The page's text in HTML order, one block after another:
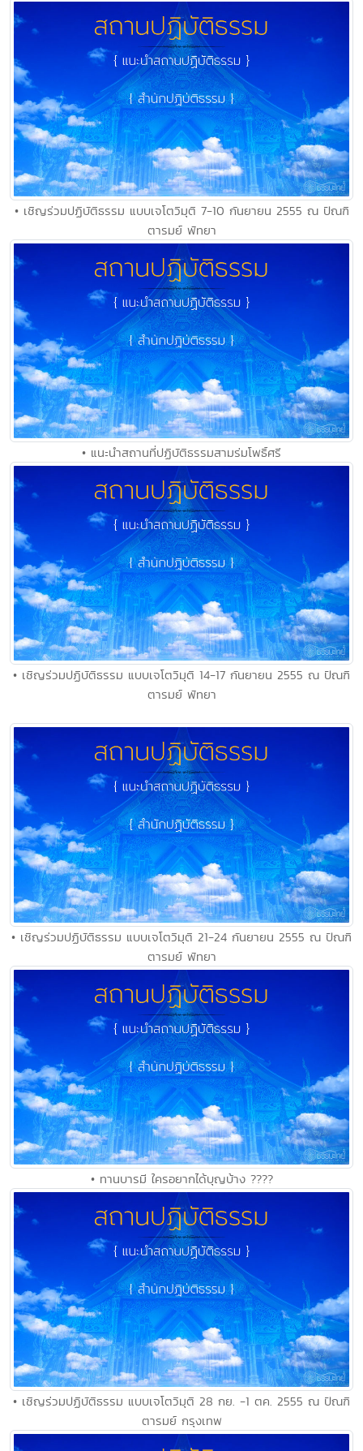
• เชิญร่วมปฏิบัติธรรม แบบเจโตวิมุติ 7-10 กันยายน 2555 ณ ปัณฑิ
ตารมย์ พัทยา
• แนะนำสถานที่ปฏิบัติธรรมสามร่มโพธิ์ศรี
• เชิญร่วมปฏิบัติธรรม แบบเจโตวิมุติ 14-17 กันยายน 2555 ณ ปัณฑิ
ตารมย์ พัทยา
• เชิญร่วมปฏิบัติธรรม แบบเจโตวิมุติ 21-24 กันยายน 2555 ณ ปัณฑิ
ตารมย์ พัทยา
• ทานบารมี ใครอยากได้บุญบ้าง ????
• เชิญร่วมปฏิบัติธรรม แบบเจโตวิมุติ 28 กย. -1 ตค. 2555 ณ ปัณฑิ
ตารมย์ กรุงเทพ